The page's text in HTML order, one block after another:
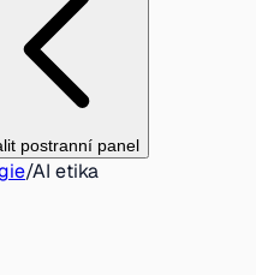
postranní panel
/AI etika